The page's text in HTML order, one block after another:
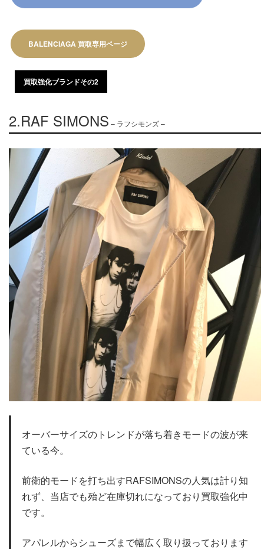
BALENCIAGA 買取専用ページ​
買取強化ブランドその2
2.RAF SIMONS – ラフシモンズ –
オーバーサイズのトレンドが落ち着きモードの波が来
ている今。
前衛的モードを打ち出すRAFSIMONSの人気は計り知
れず、当店でも殆ど在庫切れになっており買取強化中
です。
アパレルからシューズまで幅広く取り扱っております